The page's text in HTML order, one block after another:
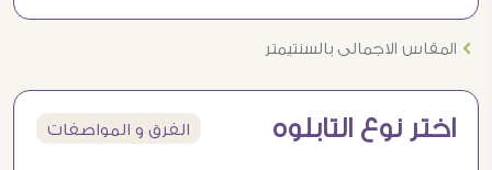
Ö المقاس الاجمالى بالسنتيمتر
اختر نوع التابلوه الفرق و المواصفات